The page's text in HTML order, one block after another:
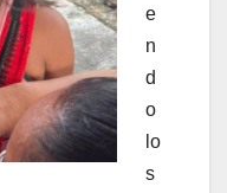
e
n
d
o
lo
s